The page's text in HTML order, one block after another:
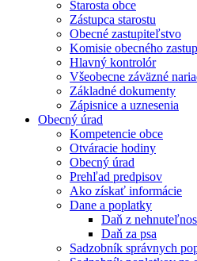
Starosta obce
Zástupca starostu
Obecné zastupiteľstvo
Komisie obecného
Hlavný kontrolór
Všeobecne záväzné
Základné dokumenty
Zápisnice a uznesenia
Obecný úrad
Kompetencie obce
Otváracie hodiny
Obecný úrad
Prehľad predpisov
Ako získať informácie
Dane a poplatky
Daň z
Daň za psa
Sadzobník správnych